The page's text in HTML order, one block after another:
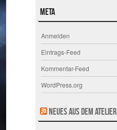
Meta
Anmelden
Eintrags-Feed
Kommentar-Feed
WordPress.org
Neues aus dem Atelier